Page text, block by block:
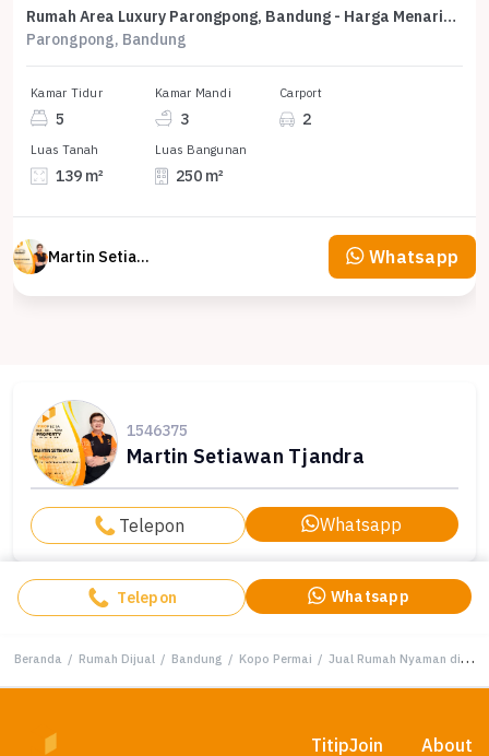
Rumah Area Luxury Parongpong, Bandung - Harga Menarik 4,8 Miliar
Parongpong, Bandung
Kamar Tidur
5
Kamar Mandi
3
Carport
2
Luas Tanah
139 m²
Luas Bangunan
250 m²
Martin Setiawan Tjandra Whatsapp
1546375
Martin Setiawan Tjandra
Telepon Whatsapp
Telepon Whatsapp
Beranda / Rumah Dijual / Bandung / Kopo Permai / Jual Rumah Nyaman di Kopo Permai, Bandung - LT 135m²
TitipJoin About